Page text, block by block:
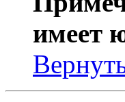
имеет